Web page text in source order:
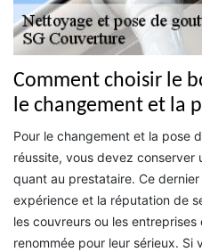
Comment choisir le
le changement et la
Pour le changement et la pose
réussite, vous devez conserver
quant au prestataire. Ce
expérience et la réputation de
les couvreurs ou les
renommée pour leur sérieux. Si